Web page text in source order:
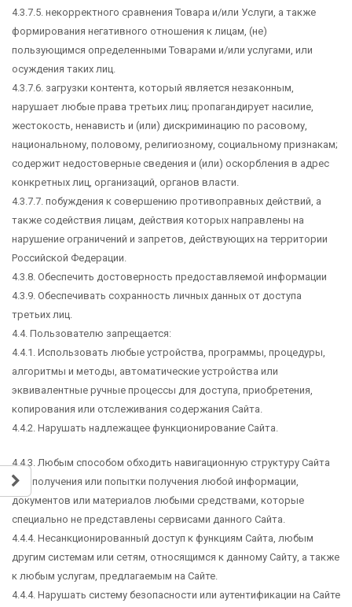
4.3.7.5. некорректного сравнения Товара и/или Услуги, а также
формирования негативного отношения к лицам, (не)
пользующимся определенными Товарами и/или услугами, или
осуждения таких лиц.
4.3.7.6. загрузки контента, который является незаконным,
нарушает любые права третьих лиц; пропагандирует насилие,
жестокость, ненависть и (или) дискриминацию по расовому,
национальному, половому, религиозному, социальному признакам;
содержит недостоверные сведения и (или) оскорбления в адрес
конкретных лиц, организаций, органов власти.
4.3.7.7. побуждения к совершению противоправных действий, а
также содействия лицам, действия которых направлены на
нарушение ограничений и запретов, действующих на территории
Российской Федерации.
4.3.8. Обеспечить достоверность предоставляемой информации
4.3.9. Обеспечивать сохранность личных данных от доступа
третьих лиц.
4.4. Пользователю запрещается:
4.4.1. Использовать любые устройства, программы, процедуры,
алгоритмы и методы, автоматические устройства или
эквивалентные ручные процессы для доступа, приобретения,
копирования или отслеживания содержания Сайта.
4.4.2. Нарушать надлежащее функционирование Сайта.
4.4.3. Любым способом обходить навигационную структуру Сайта
для получения или попытки получения любой информации,
документов или материалов любыми средствами, которые
специально не представлены сервисами данного Сайта.
4.4.4. Несанкционированный доступ к функциям Сайта, любым
другим системам или сетям, относящимся к данному Сайту, а также
к любым услугам, предлагаемым на Сайте.
4.4.4. Нарушать систему безопасности или аутентификации на Сайте